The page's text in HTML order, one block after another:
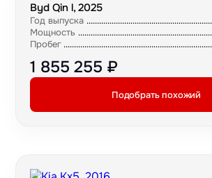
Byd Qin l, 2025
Год выпуска
Мощность
Пробег
1 855 255 ₽
Подобрать похожий